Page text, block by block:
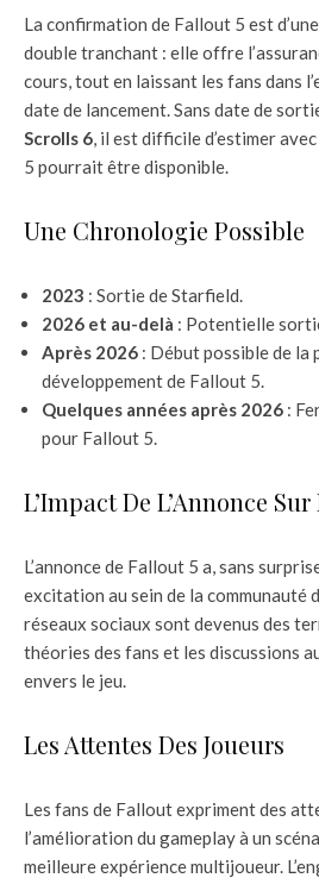
La confirmation de Fallout 5 est
double tranchant : elle offre
cours, tout en laissant les fans dans
date de lancement. Sans date de
Scrolls 6, il est difficile d’estimer
5 pourrait être disponible.
Une Chronologie Possible
2023 : Sortie de Starfield.
2026 et au-delà : Potentielle
Après 2026 : Début possible de la
développement de Fallout 5.
Quelques années après 2026 :
pour Fallout 5.
L’Impact De L’Annonce
L’annonce de Fallout 5 a, sans
excitation au sein de la communauté
réseaux sociaux sont devenus des
théories des fans et les discussions
envers le jeu.
Les Attentes Des Joueurs
Les fans de Fallout expriment des
l’amélioration du gameplay à un
meilleure expérience multijoueur.